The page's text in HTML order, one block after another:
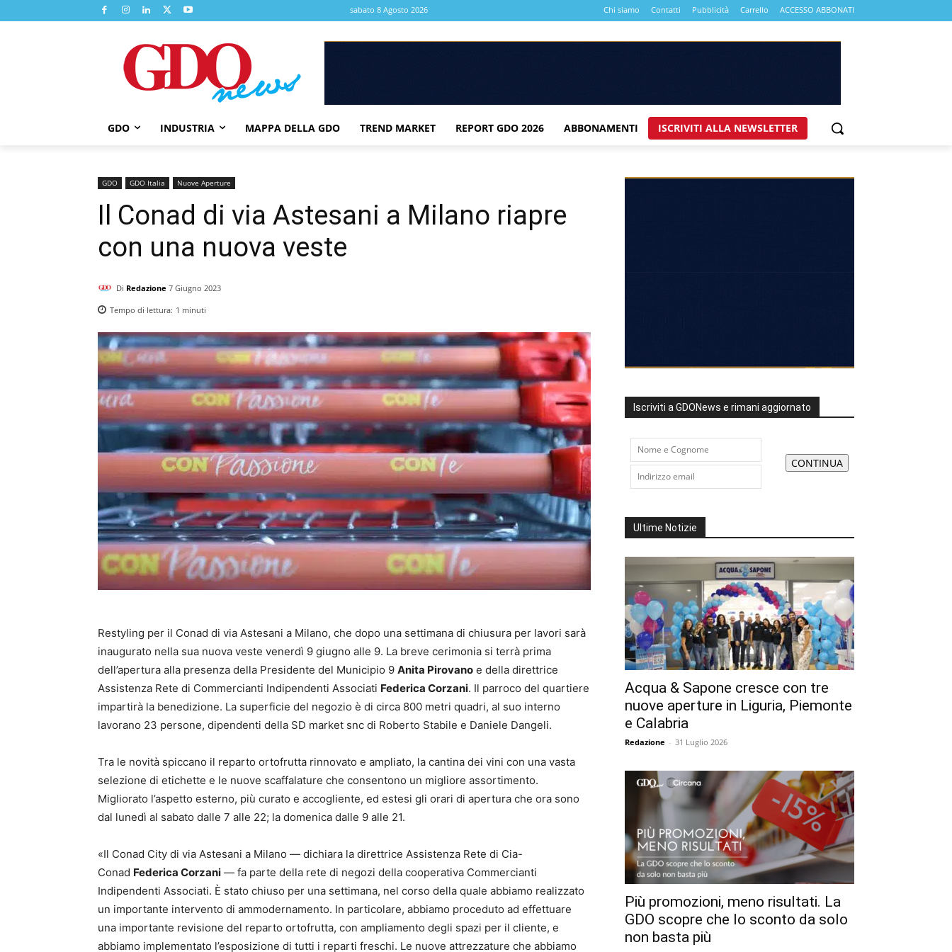
sabato 8 Agosto 2026 Chi siamo Contatti Pubblicità Carrello ACCESSO ABBONATI
GDO INDUSTRIA MAPPA DELLA GDO TREND MARKET REPORT GDO 2026 ABBONAMENTI ISCRIVITI ALLA NEWSLETTER
GDO GDO Italia Nuove Aperture
Il Conad di via Astesani a Milano riapre
con una nuova veste
Di Redazione 7 Giugno 2023
Tempo di lettura: 1 minuti
Restyling per il Conad di via Astesani a Milano, che dopo una settimana di chiusura per lavori sarà
inaugurato nella sua nuova veste venerdì 9 giugno alle 9. La breve cerimonia si terrà prima
dell’apertura alla presenza della Presidente del Municipio 9 Anita Pirovano e della direttrice
Assistenza Rete di Commercianti Indipendenti Associati Federica Corzani. Il parroco del quartiere
impartirà la benedizione. La superficie del negozio è di circa 800 metri quadri, al suo interno
lavorano 23 persone, dipendenti della SD market snc di Roberto Stabile e Daniele Dangeli.
Tra le novità spiccano il reparto ortofrutta rinnovato e ampliato, la cantina dei vini con una vasta
selezione di etichette e le nuove scaffalature che consentono un migliore assortimento.
Migliorato l’aspetto esterno, più curato e accogliente, ed estesi gli orari di apertura che ora sono
dal lunedì al sabato dalle 7 alle 22; la domenica dalle 9 alle 21.
«Il Conad City di via Astesani a Milano — dichiara la direttrice Assistenza Rete di Cia-
Conad Federica Corzani — fa parte della rete di negozi della cooperativa Commercianti
Indipendenti Associati. È stato chiuso per una settimana, nel corso della quale abbiamo realizzato
un importante intervento di ammodernamento. In particolare, abbiamo proceduto ad effettuare
una importante revisione del reparto ortofrutta, con ampliamento degli spazi per il cliente, e
abbiamo implementato l’esposizione di tutti i reparti freschi. Le nuove attrezzature che abbiamo
Iscriviti a GDONews e rimani aggiornato
Ultime Notizie
Acqua & Sapone cresce con tre
nuove aperture in Liguria, Piemonte
e Calabria
Redazione - 31 Luglio 2026
Più promozioni, meno risultati. La
GDO scopre che lo sconto da solo
non basta più